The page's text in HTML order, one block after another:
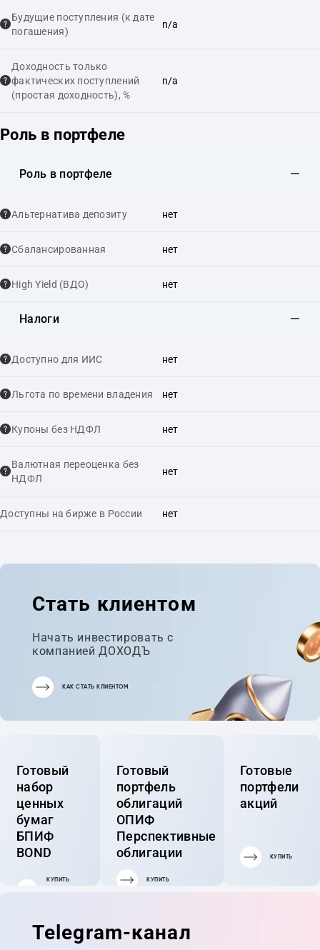
Будущие поступления (к дате
погашения)
n/a
Доходность только
фактических поступлений
(простая доходность), %
n/a
Роль в портфеле
Роль в портфеле
Альтернатива депозиту нет
Сбалансированная нет
High Yield (ВДО) нет
Налоги
Доступно для ИИС нет
Льгота по времени владения нет
Купоны без НДФЛ нет
Валютная переоценка без
НДФЛ
нет
Доступны на бирже в России нет
Стать клиентом
Начать инвестировать с
компанией ДОХОДЪ
КАК СТАТЬ КЛИЕНТОМ
Готовый
набор
ценных
бумаг
БПИФ
BOND
КУПИТЬ
Готовый
портфель
облигаций
ОПИФ
Перспективные
облигации
КУПИТЬ
Готовые
портфели
акций
КУПИТЬ
Telegram-канал